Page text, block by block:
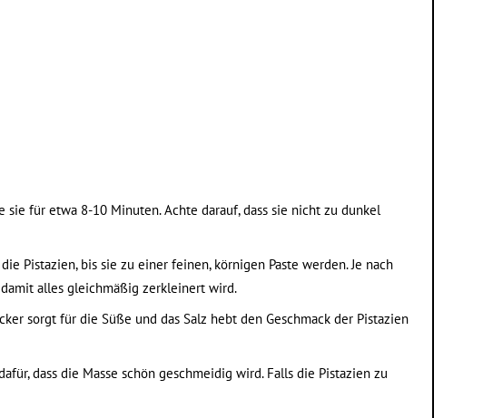
für etwa 8-10 Minuten. Achte darauf, dass sie nicht zu dunkel
Pistazien, bis sie zu einer feinen, körnigen Paste werden. Je nach
alles gleichmäßig zerkleinert wird.
sorgt für die Süße und das Salz hebt den Geschmack der Pistazien
dass die Masse schön geschmeidig wird. Falls die Pistazien zu